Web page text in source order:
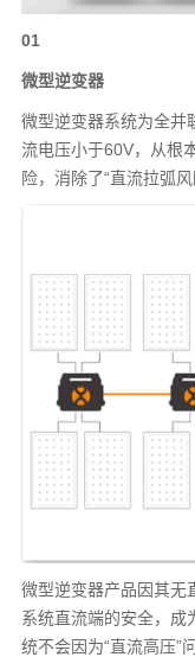
01
微型逆变器
微型逆变器系统为全并
流电压小于60V，从根
险，消除了“直流拉弧风
微型逆变器产品因其无
系统直流端的安全，成
统不会因为“直流高压”